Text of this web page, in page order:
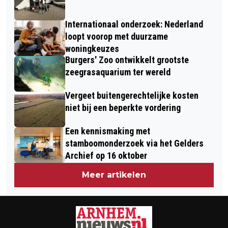
Internationaal onderzoek: Nederland
loopt voorop met duurzame
woningkeuzes
Burgers' Zoo ontwikkelt grootste
zeegrasaquarium ter wereld
Vergeet buitengerechtelijke kosten
niet bij een beperkte vordering
Een kennismaking met
stamboomonderzoek via het Gelders
Archief op 16 oktober
Meer artikelen